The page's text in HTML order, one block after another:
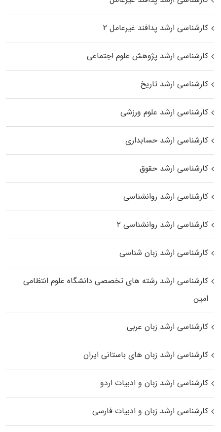
کارشناسی ارشد پدافند غیرعامل ۲
کارشناسی ارشد پژوهش علوم اجتماعی
کارشناسی ارشد تاریخ
کارشناسی ارشد علوم ورزشی
کارشناسی ارشد حسابداری
کارشناسی ارشد حقوق
کارشناسی ارشد روانشناسی
کارشناسی ارشد روانشناسی ۲
کارشناسی ارشد زبان شناسی
کارشناسی ارشد رﺷﺘﻪ ﻫﺎی تخصصی داﻧﺸﮕﺎه ﻋﻠﻮم انتظامی
اﻣﻴﻦ
کارشناسی ارشد زبان عربی
کارشناسی ارشد زبان‌ های باستانی ایران
کارشناسی ارشد زبان و ادبیات اردو
کارشناسی ارشد زبان و ادبیات فارسی